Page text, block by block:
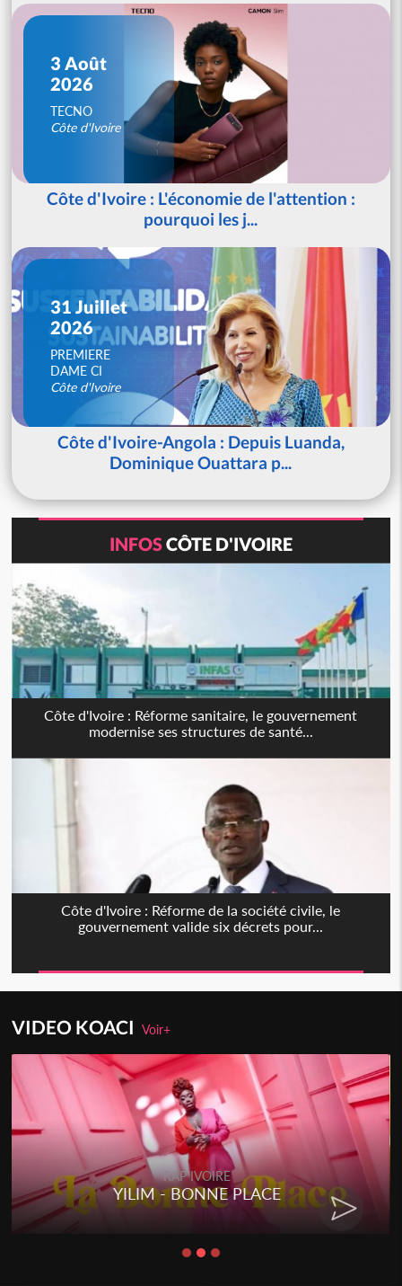
3 Août
2026
TECNO
Côte d'Ivoire
Côte d'Ivoire : L'économie de l'attention :
pourquoi les j...
31 Juillet
2026
PREMIERE
DAME CI
Côte d'Ivoire
Côte d'Ivoire-Angola : Depuis Luanda,
Dominique Ouattara p...
INFOSCÔTE D'IVOIRE
Côte d'Ivoire : Réforme sanitaire, le gouvernement
modernise ses structures de santé...
Côte d'Ivoire : Réforme de la société civile, le
gouvernement valide six décrets pour...
VIDEO KOACIVoir+
RAP IVOIRE
YILIM - BONNE PLACE